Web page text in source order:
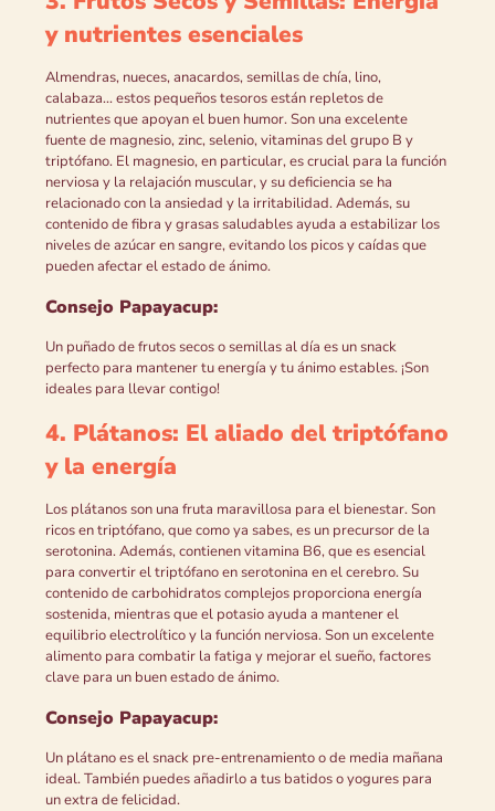
y nutrientes esenciales
Almendras, nueces, anacardos, semillas de chía, lino,
calabaza... estos pequeños tesoros están repletos de
nutrientes que apoyan el buen humor. Son una excelente
fuente de magnesio, zinc, selenio, vitaminas del grupo B y
triptófano. El magnesio, en particular, es crucial para la función
nerviosa y la relajación muscular, y su deficiencia se ha
relacionado con la ansiedad y la irritabilidad. Además, su
contenido de fibra y grasas saludables ayuda a estabilizar los
niveles de azúcar en sangre, evitando los picos y caídas que
pueden afectar el estado de ánimo.
Consejo Papayacup:
Un puñado de frutos secos o semillas al día es un snack
perfecto para mantener tu energía y tu ánimo estables. ¡Son
ideales para llevar contigo!
4. Plátanos: El aliado del triptófano
y la energía
Los plátanos son una fruta maravillosa para el bienestar. Son
ricos en triptófano, que como ya sabes, es un precursor de la
serotonina. Además, contienen vitamina B6, que es esencial
para convertir el triptófano en serotonina en el cerebro. Su
contenido de carbohidratos complejos proporciona energía
sostenida, mientras que el potasio ayuda a mantener el
equilibrio electrolítico y la función nerviosa. Son un excelente
alimento para combatir la fatiga y mejorar el sueño, factores
clave para un buen estado de ánimo.
Consejo Papayacup:
Un plátano es el snack pre-entrenamiento o de media mañana
ideal. También puedes añadirlo a tus batidos o yogures para
un extra de felicidad.